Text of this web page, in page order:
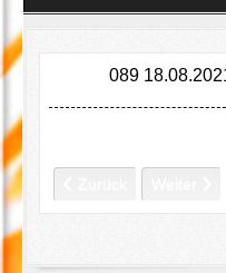
089